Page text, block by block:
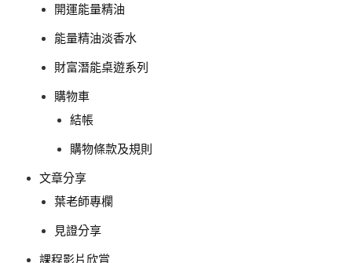
開運能量精油
能量精油淡香水
財富潛能桌遊系列
購物車
結帳
購物條款及規則
文章分享
葉老師專欄
見證分享
課程影片欣賞